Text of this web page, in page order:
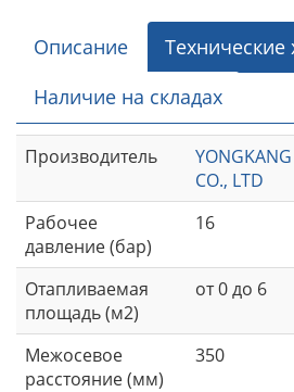
Описание
Технические
Наличие на складах
Производитель
CO., LTD
Рабочее
давление (бар)
16
Отапливаемая
площадь (м2)
от 0 до 6
Межосевое
расстояние (мм)
350